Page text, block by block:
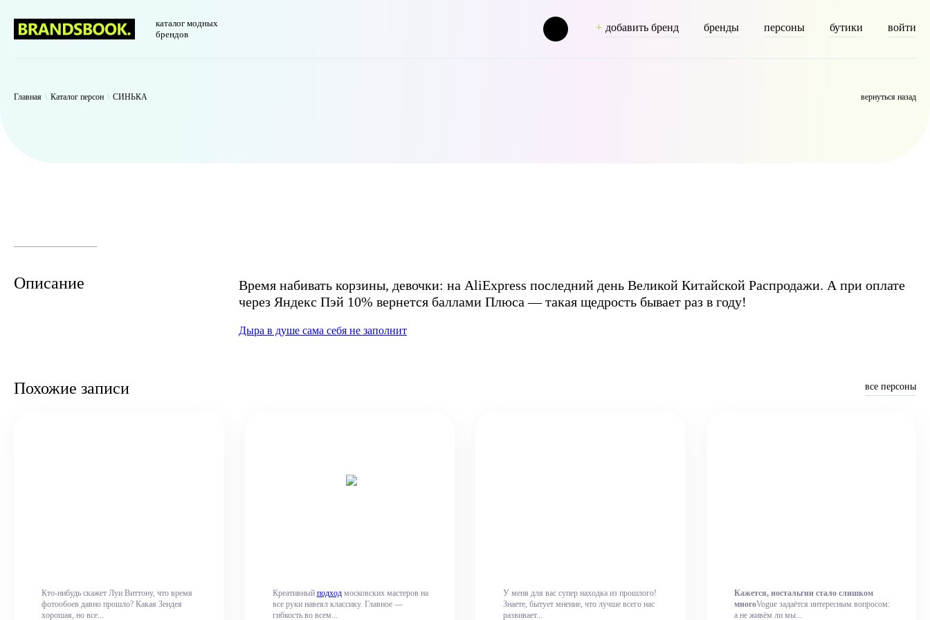
каталог модных
брендов
добавить бренд бренды персоны бутики войти
Главная \ Каталог персон \ СИНЬКА вернуться назад
Описание
Время набивать корзины, девочки: на AliExpress последний день Великой Китайской Распродажи. А при оплате
через Яндекс Пэй 10% вернется баллами Плюса — такая щедрость бывает раз в году!
Дыра в душе сама себя не заполнит
Похожие записи все персоны
Кто-нибудь скажет Луи Виттону, что время
фотообоев давно прошло? Какая Зендея
хорошая, но все...
Креативный подходмосковских мастеров на
все руки навеял классику. Главное —
гибкость во всем...
У меня для вас супер находка из прошлого!
Знаете, бытует мнение, что лучше всего нас
развивает...
Кажется, ностальгии стало слишком
многоVogue задаётся интересным вопросом:
а не живём ли мы...